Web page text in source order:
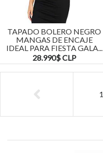
TAPADO BOLERO NEGRO
MANGAS DE ENCAJE
IDEAL PARA FIESTA GALA...
28.990$ CLP
1